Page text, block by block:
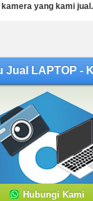
kamera yang kami jual.
Jual LAPTOP -
Hubungi Kami